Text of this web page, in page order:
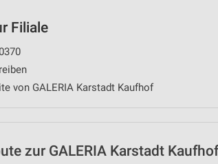
Filiale
von GALERIA Karstadt Kaufhof
zur GALERIA Karstadt